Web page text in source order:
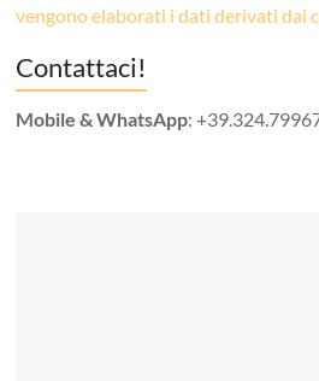
vengono elaborati i dati derivati dai
Contattaci!
Mobile & WhatsApp: